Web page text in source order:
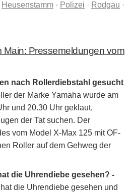
Heusenstamm · Polizei · Rodgau ·
Main: Pressemeldungen vom
nach Rollerdiebstahl gesucht
der Marke Yamaha wurde am
und 20.30 Uhr geklaut,
der Tat suchen. Der
vom Model X-Max 125 mit OF-
Roller auf dem Gehweg der
die Uhrendiebe gesehen? -
die Uhrendiebe gesehen und